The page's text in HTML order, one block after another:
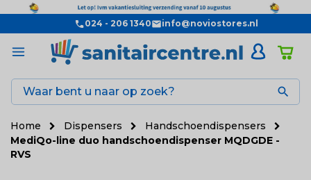
024 - 206 1340 info@noviostores.nl

Home Dispensers
Handschoendispensers
MediQo-line duo handschoendispenser MQDGDE -
RVS